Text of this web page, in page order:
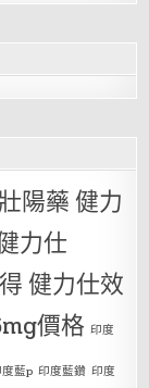
陽藥健力
力仕
健力仕效
價格 印度
藍p 印度藍鑽 印度